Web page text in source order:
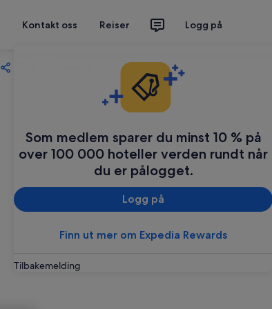
Kontakt oss Reiser Logg på
Som medlem sparer du minst 10 % på
over 100 000 hoteller verden rundt når
du er pålogget.
Logg på
Finn ut mer om Expedia Rewards
Tilbakemelding